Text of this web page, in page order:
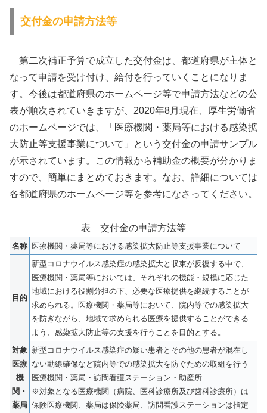
交付金の申請方法等
第二次補正予算で成立した交付金は、都道府県が主体と
なって申請を受け付け、給付を行っていくことになりま
す。今後は都道府県のホームページ等で申請方法などの公
表が順次されていきますが、2020年8月現在、厚生労働省
のホームページでは、「医療機関・薬局等における感染拡
⼤防⽌等⽀援事業について」という交付金の申請サンプル
が示されています。この情報から補助金の概要が分かりま
すので、簡単にまとめておきます。なお、詳細については
各都道府県のホームページ等を参考になさってください。
表 交付金の申請方法等
名称 医療機関・薬局等における感染拡⼤防⽌等⽀援事業について
目的
新型コロナウイルス感染症の感染拡⼤と収束が反復する中で、
医療機関・薬局等においては、それぞれの機能・規模に応じた
地域における役割分担の下、必要な医療提供を継続することが
求められる。医療機関・薬局等において、院内等での感染拡⼤
を防ぎながら、地域で求められる医療を提供することができる
よう、感染拡⼤防⽌等の⽀援を⾏うことを⽬的とする。
対象
医療
機
関・
薬局
新型コロナウイルス感染症の疑い患者とその他の患者が混在し
ない動線確保など院内等での感染拡⼤を防ぐための取組を⾏う
医療機関・薬局・訪問看護ステーション・助産所
※対象となる医療機関（病院、医科診療所及び⻭科診療所）は
保険医療機関、薬局は保険薬局、訪問看護ステーションは指定